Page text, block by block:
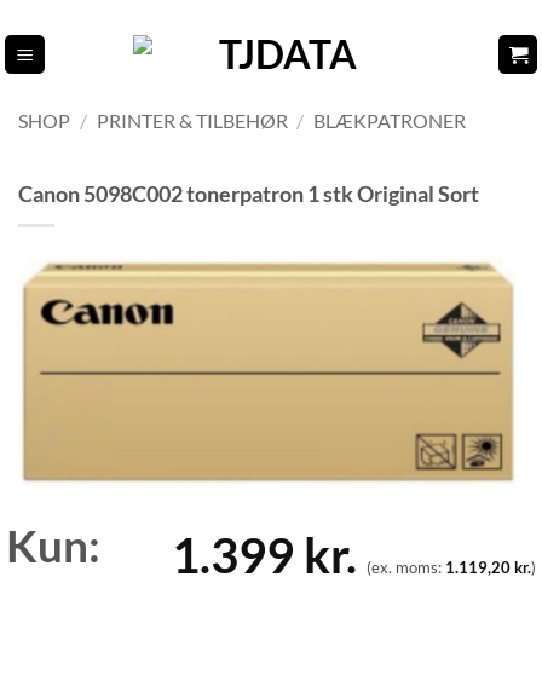
til
indhold
SHOP / PRINTER & TILBEHØR / BLÆKPATRONER
Canon 5098C002 tonerpatron 1 stk Original Sort
Kun: 1.399 kr. (ex. moms: 1.119,20kr.)